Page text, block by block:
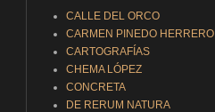
CALLE DEL ORCO
CARMEN PINEDO HERRERO
CARTOGRAFÍAS
CHEMA LÓPEZ
CONCRETA
DE RERUM NATURA